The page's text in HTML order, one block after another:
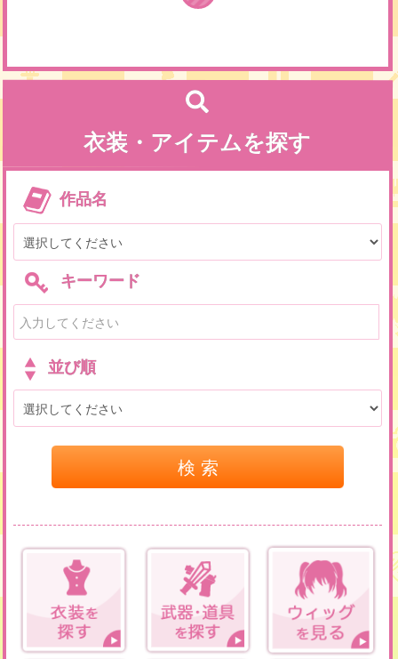
衣装・アイテムを探す
作品名
キーワード
並び順
検 索